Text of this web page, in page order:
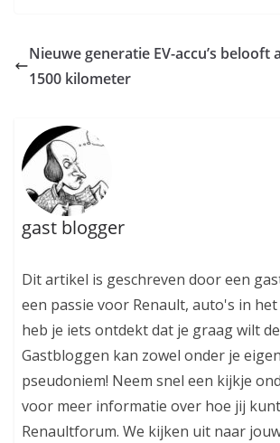
Nieuwe generatie EV-accu’s
1500 kilometer
gast blogger
Dit artikel is geschreven door een
een passie voor Renault, auto's in
heb je iets ontdekt dat je graag wilt
Gastbloggen kan zowel onder je
pseudoniem! Neem snel een kijkje
voor meer informatie over hoe jij
Renaultforum. We kijken uit naar